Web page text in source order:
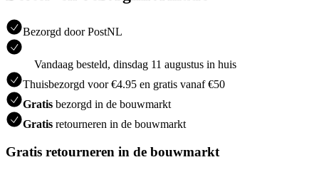
Bezorgd door PostNL
Vandaag besteld, dinsdag 11 augustus in huis
Thuisbezorgd voor €4.95 en gratis vanaf €50
Gratis bezorgd in de bouwmarkt
Gratis retourneren in de bouwmarkt
Gratis retourneren in de bouwmarkt